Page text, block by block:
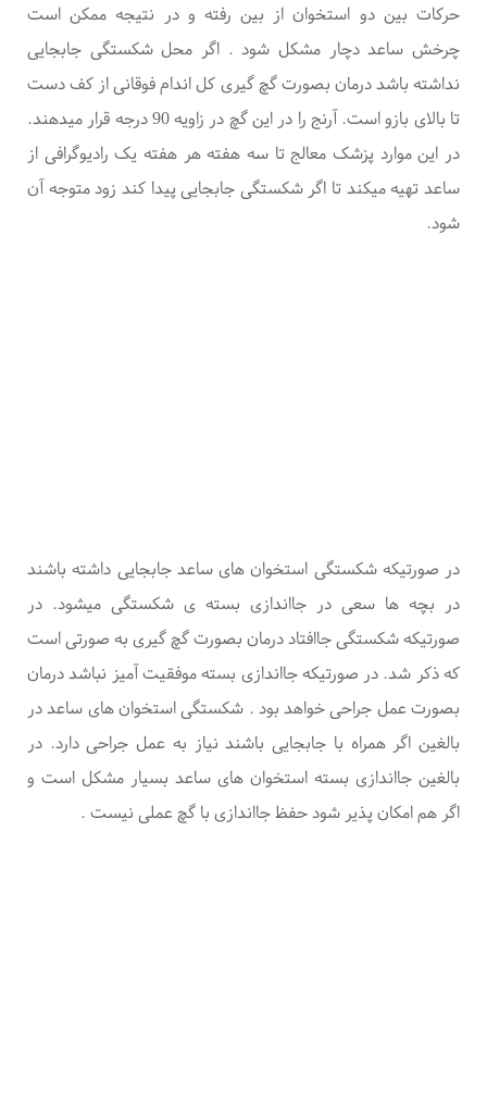
حرکات بین دو استخوان از بین رفته و در نتیجه ممکن است
چرخش ساعد دچار مشکل شود . اگر محل شکستگی جابجایی
نداشته باشد درمان بصورت گچ گیری کل اندام فوقانی از کف دست
تا بالای بازو است. آرنج را در این گچ در زاویه 90 درجه قرار میدهند.
در این موارد پزشک معالج تا سه هفته هر هفته یک رادیوگرافی از
ساعد تهیه میکند تا اگر شکستگی جابجایی پیدا کند زود متوجه آن
شود.
در صورتیکه شکستگی استخوان های ساعد جابجایی داشته باشند
در بچه ها سعی در جااندازی بسته ی شکستگی میشود. در
صورتیکه شکستگی جاافتاد درمان بصورت گچ گیری به صورتی است
که ذکر شد. در صورتیکه جااندازی بسته موفقیت آمیز نباشد درمان
بصورت عمل جراحی خواهد بود . شکستگی استخوان های ساعد در
بالغین اگر همراه با جابجایی باشند نیاز به عمل جراحی دارد. در
بالغین جااندازی بسته استخوان های ساعد بسیار مشکل است و
اگر هم امکان پذیر شود حفظ جااندازی با گچ عملی نیست .